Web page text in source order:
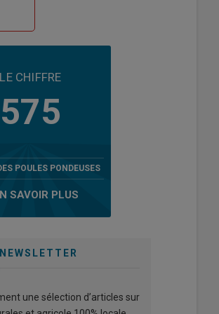
LE CHIFFRE
575
POULES PONDEUSES
SAVOIR PLUS
une sélection d’articles sur